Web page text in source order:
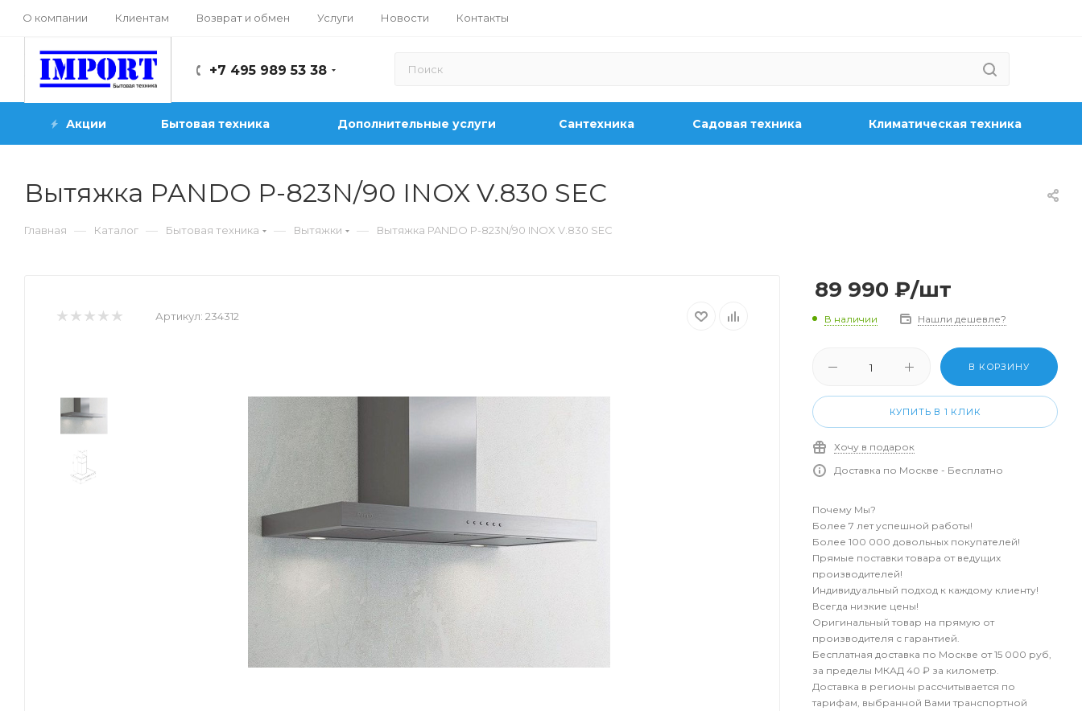
О компании Клиентам Возврат и обмен Услуги Новости Контакты
+7 495 989 53 38
Акции Бытовая техника Дополнительные услуги Сантехника Садовая техника Климатическая техника
Вытяжка PANDO P-823N/90 INOX V.830 SEC
Главная — Каталог — Бытовая техника — Вытяжки — Вытяжка PANDO P-823N/90 INOX V.830 SEC
Артикул: 234312
89 990 ₽/шт
В наличии Нашли дешевле?
В КОРЗИНУ
КУПИТЬ В 1 КЛИК
Хочу в подарок
Доставка по Москве - Бесплатно
Почему Мы?
Более 7 лет успешной работы!
Более 100 000 довольных покупателей!
Прямые поставки товара от ведущих
производителей!
Индивидуальный подход к каждому клиенту!
Всегда низкие цены!
Оригинальный товар на прямую от
производителя с гарантией.
Бесплатная доставка по Москве от 15 000 руб,
за пределы МКАД 40 ₽ за километр.
Доставка в регионы рассчитывается по
тарифам, выбранной Вами транспортной